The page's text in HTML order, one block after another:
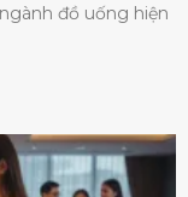
đồ uống hiện